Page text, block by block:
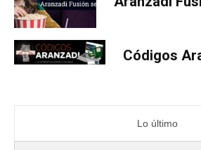
Códigos
Lo último